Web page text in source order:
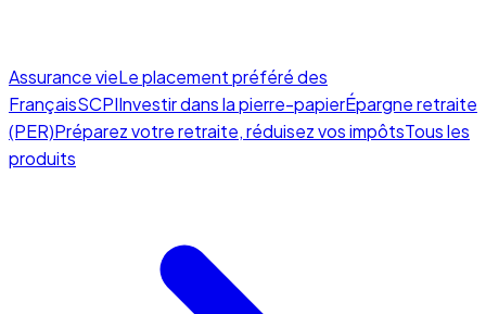
Assurance vieLe placement préféré des
FrançaisSCPIInvestir dans la pierre-papierÉpargne retraite
(PER)Préparez votre retraite, réduisez vos impôtsTous les
produits